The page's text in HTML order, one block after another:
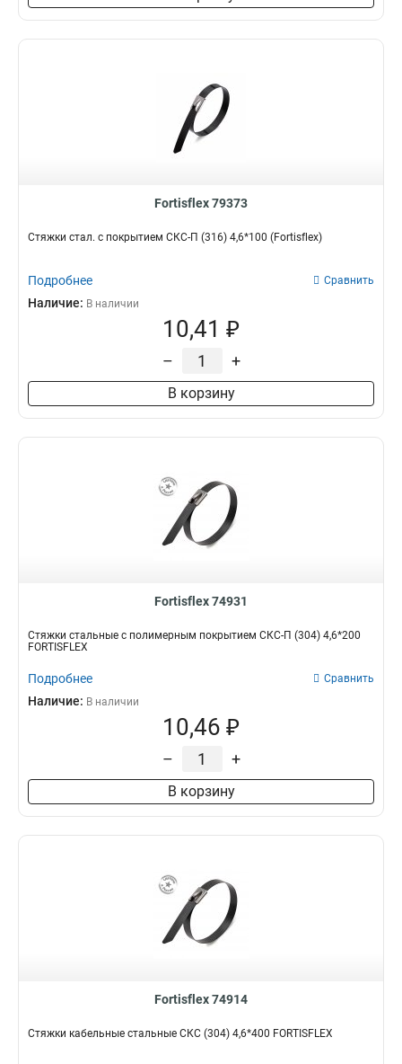
Fortisflex 79373
Стяжки стал. с покрытием СКС-П (316) 4,6*100 (Fortisflex)
Подробнее Сравнить
Наличие: В наличии
10,41 ₽
– +
В корзину
Fortisflex 74931
Стяжки стальные с полимерным покрытием СКС-П (304) 4,6*200
FORTISFLEX
Подробнее Сравнить
Наличие: В наличии
10,46 ₽
– +
В корзину
Fortisflex 74914
Стяжки кабельные стальные СКС (304) 4,6*400 FORTISFLEX